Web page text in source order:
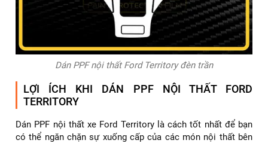
Dán PPF nội thất Ford Territory đèn trần
LỢI ÍCH KHI DÁN PPF NỘI THẤT FORD
TERRITORY
Dán PPF nội thất xe Ford Territory là cách tốt nhất để bạn
có thể ngăn chặn sự xuống cấp của các món nội thất bên